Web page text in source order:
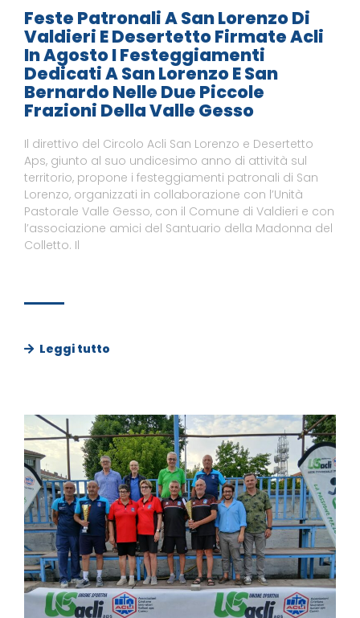
Feste Patronali A San Lorenzo Di
Valdieri E Desertetto Firmate Acli
In Agosto I Festeggiamenti
Dedicati A San Lorenzo E San
Bernardo Nelle Due Piccole
Frazioni Della Valle Gesso
Il direttivo del Circolo Acli San Lorenzo e Desertetto
Aps, giunto al suo undicesimo anno di attività sul
territorio, propone i festeggiamenti patronali di San
Lorenzo, organizzati in collaborazione con l’Unità
Pastorale Valle Gesso, con il Comune di Valdieri e con
l’associazione amici del Santuario della Madonna del
Colletto. Il
Leggi tutto